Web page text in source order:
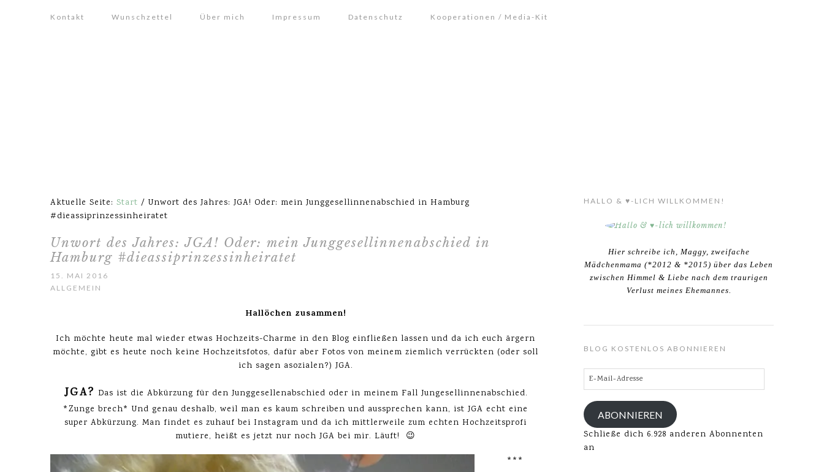
Kontakt Wunschzettel Über mich Impressum Datenschutz Kooperationen / Media-Kit
Aktuelle Seite: Start / Unwort des Jahres: JGA! Oder: mein Junggesellinnenabschied in Hamburg
#dieassiprinzessinheiratet
Unwort des Jahres: JGA! Oder: mein Junggesellinnenabschied in
Hamburg #dieassiprinzessinheiratet
15. MAI 2016
ALLGEMEIN
Hallöchen zusammen!
Ich möchte heute mal wieder etwas Hochzeits-Charme in den Blog einfließen lassen und da ich euch ärgern
möchte, gibt es heute noch keine Hochzeitsfotos, dafür aber Fotos von meinem ziemlich verrückten (oder soll
ich sagen asozialen?) JGA.
JGA? Das ist die Abkürzung für den Junggesellenabschied oder in meinem Fall Jungesellinnenabschied.
*Zunge brech* Und genau deshalb, weil man es kaum schreiben und aussprechen kann, ist JGA echt eine
super Abkürzung. Man findet es zuhauf bei Instagram und da ich mittlerweile zum echten Hochzeitsprofi
mutiere, heißt es jetzt nur noch JGA bei mir. Läuft! 😉
***
HALLO & ♥-LICH WILLKOMMEN!
Hier schreibe ich, Maggy, zweifache
Mädchenmama (*2012 & *2015) über das Leben
zwischen Himmel & Liebe nach dem traurigen
Verlust meines Ehemannes.
BLOG KOSTENLOS ABONNIEREN
E-
Mail-
Adresse
ABONNIEREN
Schließe dich 6.928 anderen Abonnenten
an